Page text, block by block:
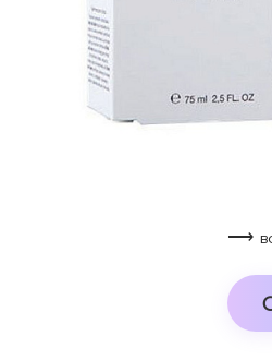
⟶